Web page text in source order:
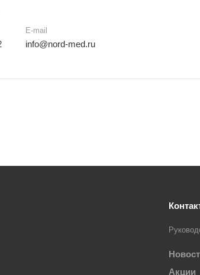
E-mail
info@nord-med.ru
Акции